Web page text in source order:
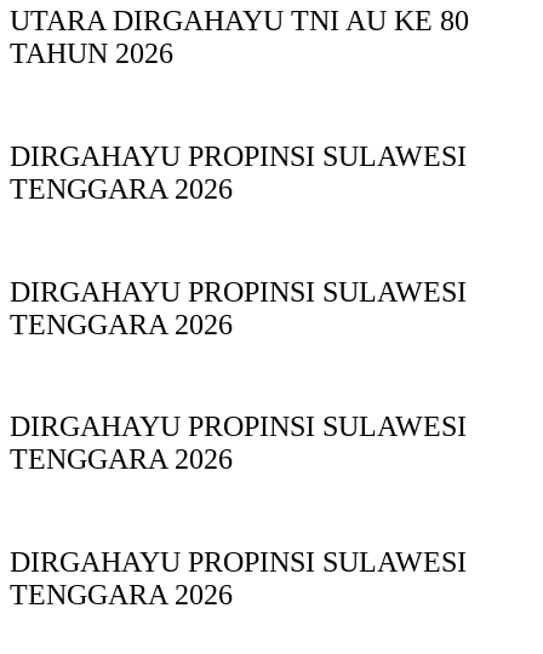
UTARA DIRGAHAYU TNI AU KE 80
TAHUN 2026
DIRGAHAYU PROPINSI SULAWESI
TENGGARA 2026
DIRGAHAYU PROPINSI SULAWESI
TENGGARA 2026
DIRGAHAYU PROPINSI SULAWESI
TENGGARA 2026
DIRGAHAYU PROPINSI SULAWESI
TENGGARA 2026